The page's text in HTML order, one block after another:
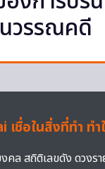
วรรณคดี
เชื่อในสิ่งที่ทำ ทำ
คล สถิติเลขดัง ดวงร